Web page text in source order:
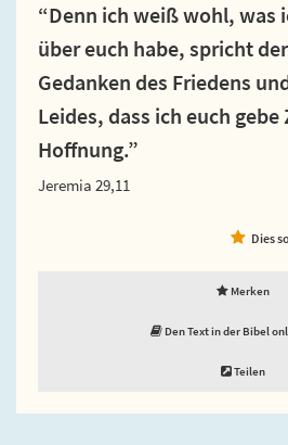
“Denn ich weiß wohl, was
über euch habe, spricht der
Gedanken des Friedens
Leides, dass ich euch
Hoffnung.”
Jeremia 29,11
Dies
Merken
Den Text in der Bibel
Teilen